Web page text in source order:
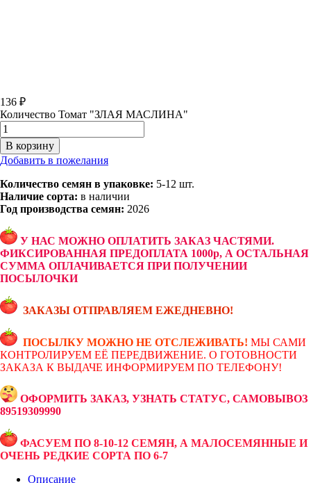
136 ₽
Количество Томат "ЗЛАЯ МАСЛИНА"
В корзину
Добавить в пожелания
Количество семян в упаковке: 5-12 шт.
Наличие сорта: в наличии
Год производства семян: 2026
У НАС МОЖНО ОПЛАТИТЬ ЗАКАЗ ЧАСТЯМИ.
ФИКСИРОВАННАЯ ПРЕДОПЛАТА 1000р, А ОСТАЛЬНАЯ
СУММА ОПЛАЧИВАЕТСЯ ПРИ ПОЛУЧЕНИИ
ПОСЫЛОЧКИ
ЗАКАЗЫ ОТПРАВЛЯЕМ ЕЖЕДНЕВНО!
ПОСЫЛКУ МОЖНО НЕ ОТСЛЕЖИВАТЬ! МЫ САМИ
КОНТРОЛИРУЕМ ЕЁ ПЕРЕДВИЖЕНИЕ. О ГОТОВНОСТИ
ЗАКАЗА К ВЫДАЧЕ ИНФОРМИРУЕМ ПО ТЕЛЕФОНУ!
ОФОРМИТЬ ЗАКАЗ, УЗНАТЬ СТАТУС, САМОВЫВОЗ
89519309990
ФАСУЕМ ПО 8-10-12 СЕМЯН, А МАЛОСЕМЯННЫЕ И
ОЧЕНЬ РЕДКИЕ СОРТА ПО 6-7
Описание